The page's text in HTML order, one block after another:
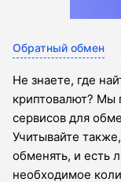
Обратный обмен
Не знаете, где
криптовалют? Мы
сервисов для
Учитывайте
обменять, и есть
необходимое